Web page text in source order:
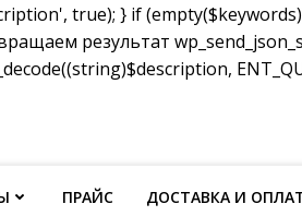
true); } if
результат
ПРАЙС ДОСТАВКА И